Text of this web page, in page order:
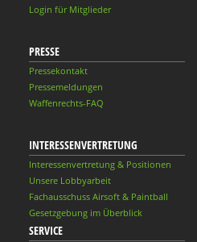
Login für Mitglieder
PRESSE
Pressekontakt
Pressemeldungen
Waffenrechts-FAQ
INTERESSENVERTRETUNG
Interessenvertretung & Positionen
Unsere Lobbyarbeit
Fachausschuss Airsoft & Paintball
Gesetzgebung im Überblick
SERVICE